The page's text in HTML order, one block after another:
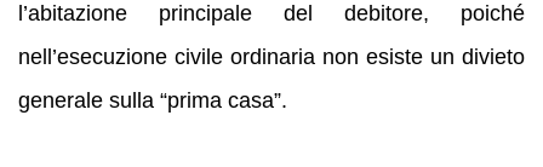
l’abitazione principale del debitore, poiché
nell’esecuzione civile ordinaria non esiste un divieto
generale sulla “prima casa”.